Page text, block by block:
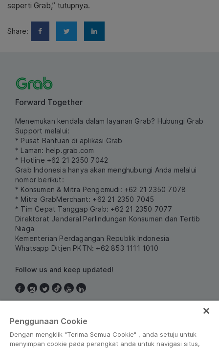
seperti Grab,” tutupnya.
Share:
Forward Together
Menemukan kendala dalam layanan Grab? Hubungi Grab
Support melalui:
* Pusat Bantuan di aplikasi Grab
* Laman: help.grab.com
* Hotline +62 21 2350 7042
Grab Indonesia hanya akan menghubungi Anda melalui
nomor berikut:
* Konsumen & Mitra Pengemudi: +62 21 2350 7078
* Mitra GrabMerchant: +62 21 2350 7045
* Tim Cepat Tanggap Grab: +62 21 2350 7077
Direktorat Jenderal Perlindungan Konsumen dan Tertib
Niaga
Kementerian Perdagangan Republik Indonesia
Whatsapp Ditjen PKTN: +62 853 1111 1010
Follow us and keep updated!
Penggunaan Cookie
Dengan mengklik "Terima Semua Cookie" , anda setuju untuk
menyimpan cookie pada perangkat anda untuk navigasi situs,